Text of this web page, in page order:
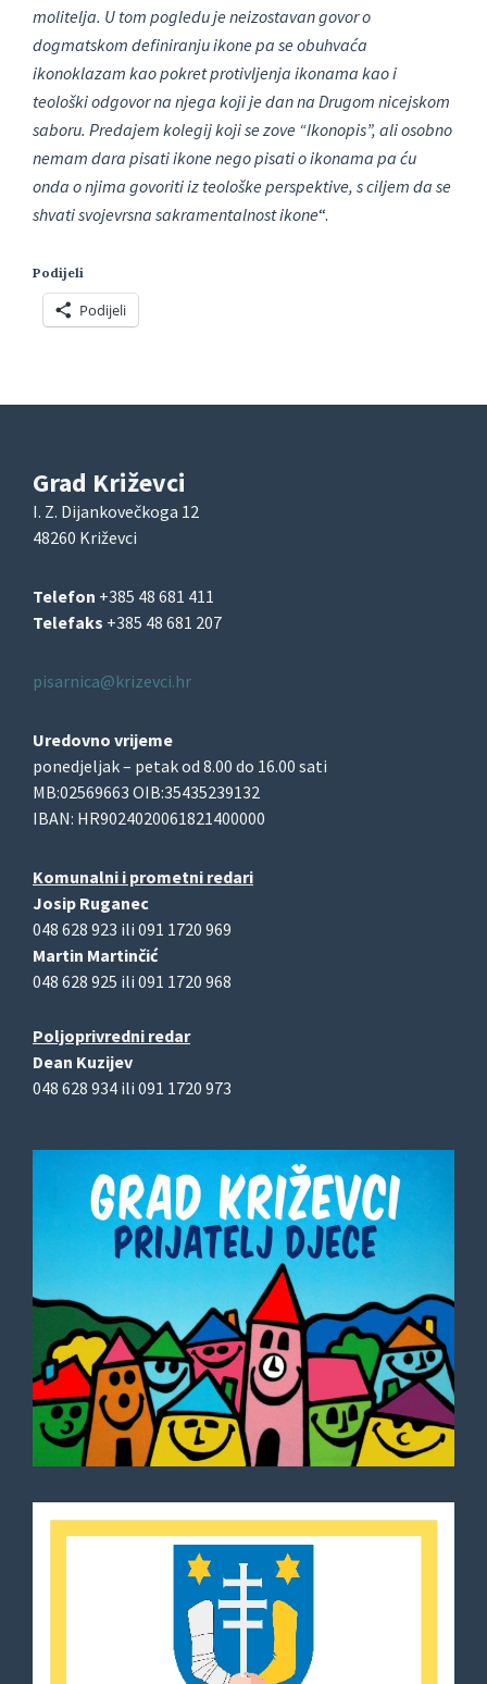
molitelja. U tom pogledu je neizostavan govor o
dogmatskom definiranju ikone pa se obuhvaća
ikonoklazam kao pokret protivljenja ikonama kao i
teološki odgovor na njega koji je dan na Drugom nicejskom
saboru. Predajem kolegij koji se zove “Ikonopis”, ali osobno
nemam dara pisati ikone nego pisati o ikonama pa ću
onda o njima govoriti iz teološke perspektive, s ciljem da se
shvati svojevrsna sakramentalnost ikone“.
Podijeli
Podijeli
Grad Križevci
I. Z. Dijankovečkoga 12
48260 Križevci
Telefon +385 48 681 411
Telefaks +385 48 681 207
pisarnica@krizevci.hr
Uredovno vrijeme
ponedjeljak – petak od 8.00 do 16.00 sati
MB:02569663 OIB:35435239132
IBAN: HR9024020061821400000
Komunalni i prometni redari
Josip Ruganec
048 628 923 ili 091 1720 969
Martin Martinčić
048 628 925 ili 091 1720 968
Poljoprivredni redar
Dean Kuzijev
048 628 934 ili 091 1720 973